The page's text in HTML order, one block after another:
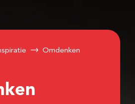
Omdenken